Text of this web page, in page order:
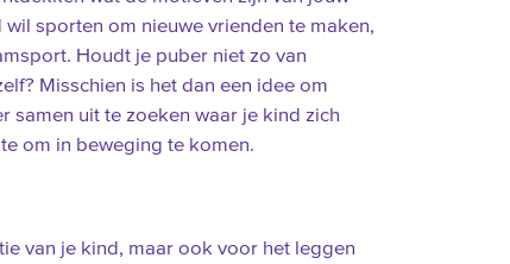
sporten om nieuwe vrienden te maken,
Houdt je puber niet zo van
Misschien is het dan een idee om
samen uit te zoeken waar je kind zich
om in beweging te komen.
van je kind, maar ook voor het leggen